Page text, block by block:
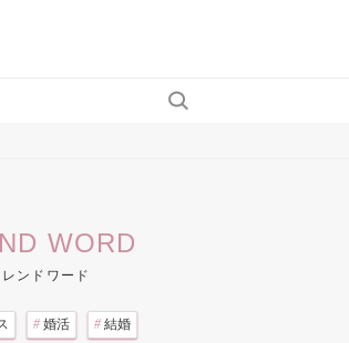
WORD
レンドワード
# 婚活 # 結婚